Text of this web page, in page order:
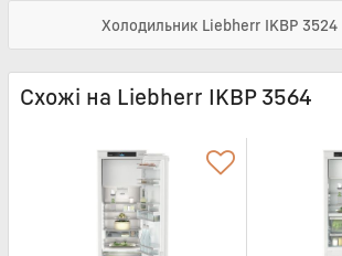
Холодильник Liebherr IKBP 3524
Схожі на Liebherr IKBP 3564